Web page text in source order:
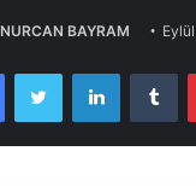
NURCAN BAYRAM
FacebookTwitter LinkedIn